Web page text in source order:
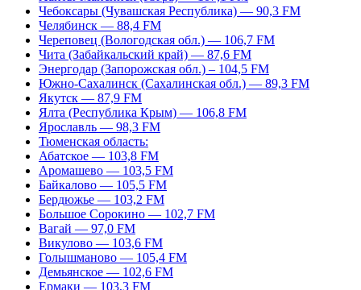
Чебоксары (Чувашская Республика) — 90,3 FM
Челябинск — 88,4 FM
Череповец (Вологодская обл.) — 106,7 FM
Чита (Забайкальский край) — 87,6 FM
Энергодар (Запорожская обл.) – 104,5 FM
Южно-Сахалинск (Сахалинская обл.) — 89,3 FM
Якутск — 87,9 FM
Ялта (Республика Крым) — 106,8 FM
Ярославль — 98,3 FM
Тюменская область:
Абатское — 103,8 FM
Аромашево — 103,5 FM
Байкалово — 105,5 FM
Бердюжье — 103,2 FM
Большое Сорокино — 102,7 FM
Вагай — 97,0 FM
Викулово — 103,6 FM
Голышманово — 105,4 FM
Демьянское — 102,6 FM
Ермаки — 103,3 FM